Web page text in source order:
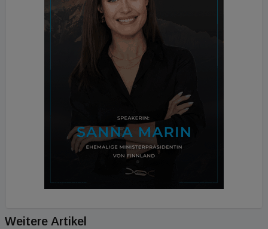
Weitere Artikel